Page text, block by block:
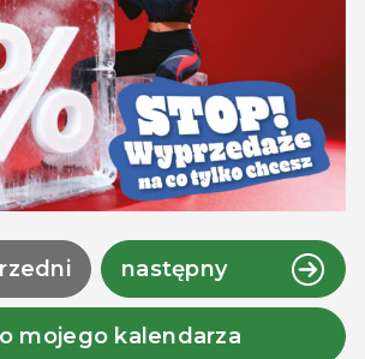
następny
mojego kalendarza